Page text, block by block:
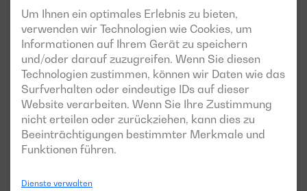
Um Ihnen ein optimales Erlebnis zu bieten,
verwenden wir Technologien wie Cookies, um
Informationen auf Ihrem Gerät zu speichern
und/oder darauf zuzugreifen. Wenn Sie diesen
Technologien zustimmen, können wir Daten wie das
Surfverhalten oder eindeutige IDs auf dieser
Website verarbeiten. Wenn Sie Ihre Zustimmung
nicht erteilen oder zurückziehen, kann dies zu
Beeinträchtigungen bestimmter Merkmale und
Funktionen führen.
Dienste verwalten
Stern- und Dreieckschaltung umschalten können.
Isolationsstufen
Bei Generatoren gibt es drei Isolationsklassen, die sich
nach der maximal zulässigen Temperatur richten. Die
Isolierung der Klasse H
ist die übliche Isolierung für
Niederspannungsgeneratoren in Stromaggregaten mit